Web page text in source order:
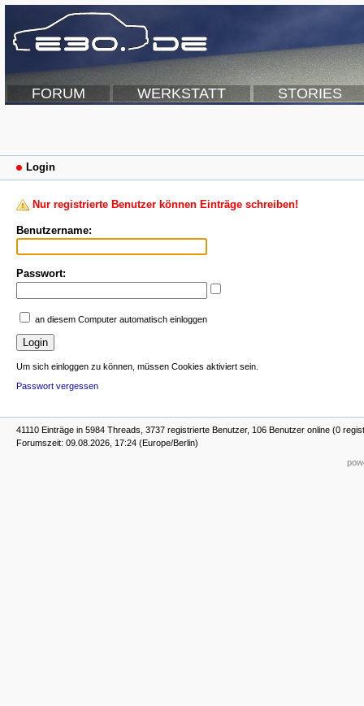
FORUM WERKSTATT STORIES
Login
Nur registrierte Benutzer können Einträge schreiben!
Benutzername:
Passwort:
an diesem Computer automatisch einloggen
Um sich einloggen zu können, müssen Cookies aktiviert sein.
Passwort vergessen
41110 Einträge in 5984 Threads, 3737 registrierte Benutzer, 106 Benutzer online (0
Forumszeit: 09.08.2026, 17:24 (Europe/Berlin)